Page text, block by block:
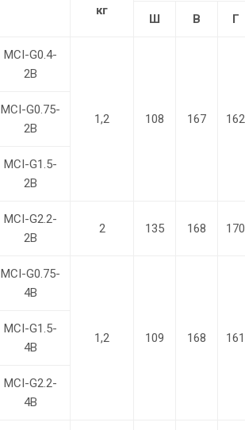
кг
Ш В Г
MCI-G0.4-
2B
1,2 108 167 162
MCI-G0.75-
2B
MCI-G1.5-
2B
MCI-G2.2-
2B
2 135 168 170
MCI-G0.75-
4B
1,2 109 168 161
MCI-G1.5-
4B
MCI-G2.2-
4B